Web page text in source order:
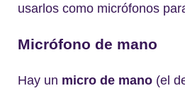
usarlos como micrófonos
Micrófono de mano
Hay un micro de mano (el